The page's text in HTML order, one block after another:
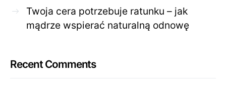
Twoja cera potrzebuje ratunku – jak
mądrze wspierać naturalną odnowę
Recent Comments